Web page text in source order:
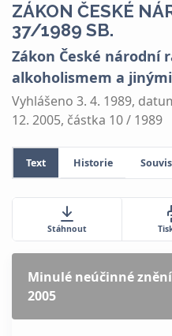
ZÁKON ČESKÉ
37/1989 SB.
Zákon České národní
alkoholismem a
Vyhlášeno 3. 4. 1989,
12. 2005, částka 10 / 1989
Text Historie
Stáhnout
Minulé neúčinné znění
2005